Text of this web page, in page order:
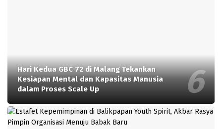
Hari Kedua GBC 72 di Malang Tekankan
Kesiapan Mental dan Kapasitas Manusia
dalam Proses Scale Up